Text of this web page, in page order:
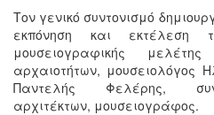
Τον γενικό συντονισμό
εκπόνηση και εκτέλεση
μουσειογραφικής
αρχαιοτήτων, μουσειολόγος
Παντελής Φελέρης,
αρχιτέκτων, μουσειογράφος.